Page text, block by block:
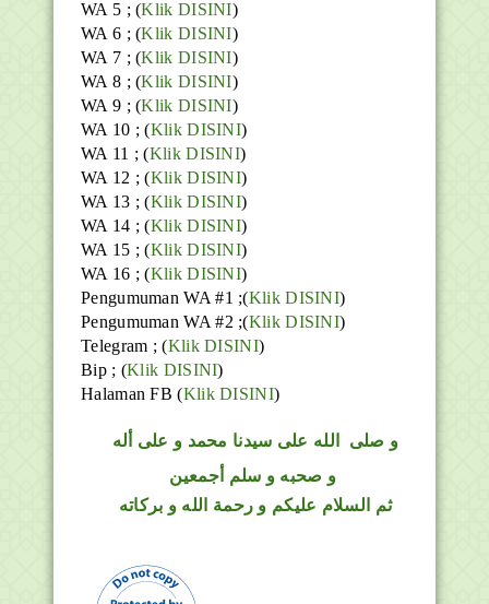
WA 5 ; (Klik DISINI)
WA 6 ; (Klik DISINI)
WA 7 ; (Klik DISINI)
WA 8 ; (Klik DISINI)
WA 9 ; (Klik DISINI)
WA 10 ; (Klik DISINI)
WA 11 ; (Klik DISINI)
WA 12 ; (Klik DISINI)
WA 13 ; (Klik DISINI)
WA 14 ; (Klik DISINI)
WA 15 ; (Klik DISINI)
WA 16 ; (Klik DISINI)
Pengumuman WA #1 ;(Klik DISINI)
Pengumuman WA #2 ;(Klik DISINI)
Telegram ;(Klik DISINI)
Bip ; (Klik DISINI)
Halaman FB(Klik DISINI)
و صلى الله على سيدنا محمد و على أله
و صحبه و سلم أجمعين
ثم السلام عليكم و رحمة الله و بركاته